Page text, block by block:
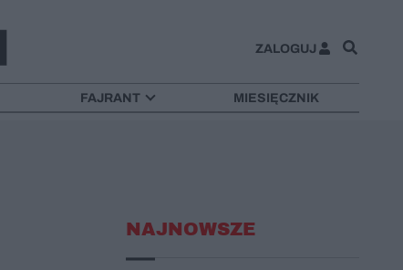
ZALOGUJ
FAJRANT MIESIĘCZNIK
NAJNOWSZE